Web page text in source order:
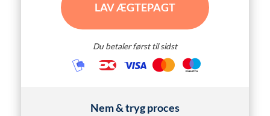
LAV ÆGTEPAGT
Du betaler først til sidst
Nem & tryg proces